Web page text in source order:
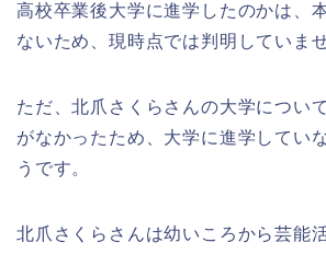
高校卒業後大学に進学したのかは、
ないため、現時点では判明していませ
ただ、北爪さくらさんの大学につい
がなかったため、大学に進学してい
うです。
北爪さくらさんは幼いころから芸能